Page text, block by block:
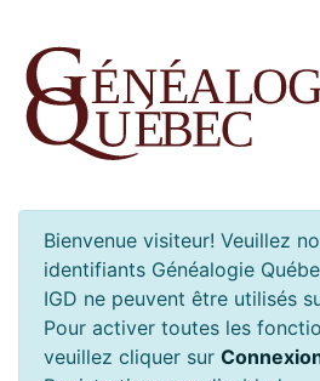
Bienvenue visiteur! Veuillez
identifiants Généalogie
IGD ne peuvent être utilisés
Pour activer toutes les
veuillez cliquer sur